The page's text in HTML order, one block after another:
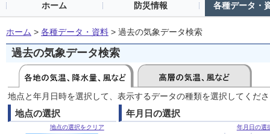
ホーム 防災情報 各種データ・
ホーム > 各種データ・資料 > 過去の気象データ検索
過去の気象データ検索
地点と年月日時を選択して、表示するデータの種類を選択してくだ
地点の選択
地点の選択をクリア
年月日の選択
年月日の選